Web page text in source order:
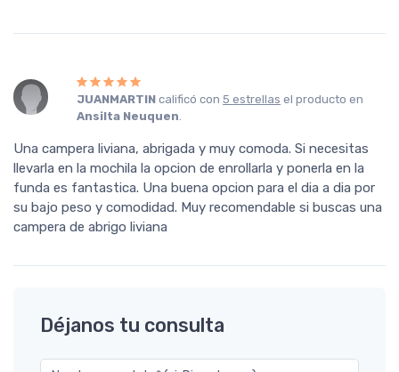
JUANMARTIN calificó con5 estrellas el producto en
Ansilta Neuquen
Una campera liviana, abrigada y muy comoda. Si necesitas
llevarla en la mochila la opcion de enrollarla y ponerla en la
funda es fantastica. Una buena opcion para el dia a dia por
su bajo peso y comodidad. Muy recomendable si buscas una
campera de abrigo liviana
Déjanos tu consulta